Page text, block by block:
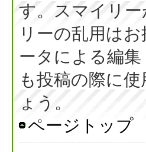
す。スマイリ
リーの乱用は
ータによる編
も投稿の際に
ょう。
ページトップ